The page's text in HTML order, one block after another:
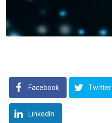
Facebook Twitter
LinkedIn